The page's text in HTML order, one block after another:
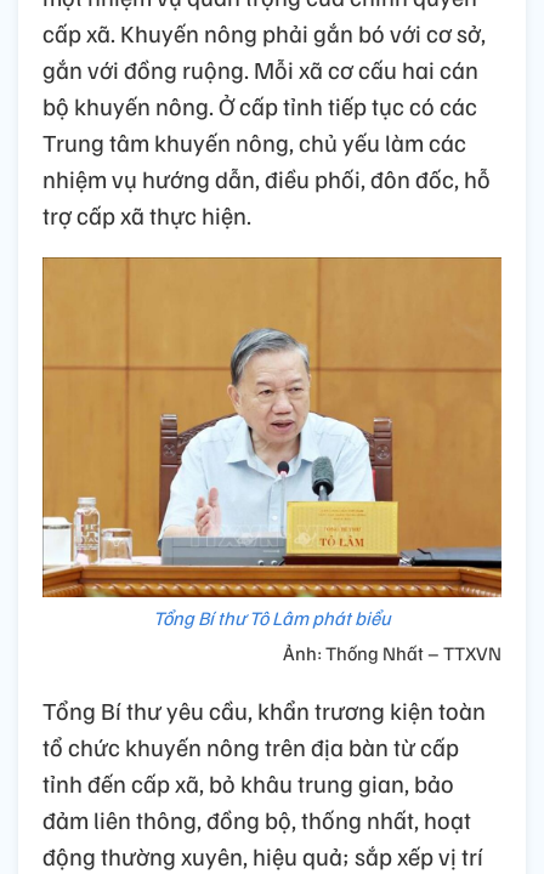
cấp xã. Khuyến nông phải gắn bó với cơ sở,
gắn với đồng ruộng. Mỗi xã cơ cấu hai cán
bộ khuyến nông. Ở cấp tỉnh tiếp tục có các
Trung tâm khuyến nông, chủ yếu làm các
nhiệm vụ hướng dẫn, điều phối, đôn đốc, hỗ
trợ cấp xã thực hiện.
Tổng Bí thư Tô Lâm phát biểu
Ảnh: Thống Nhất – TTXVN
Tổng Bí thư yêu cầu, khẩn trương kiện toàn
tổ chức khuyến nông trên địa bàn từ cấp
tỉnh đến cấp xã, bỏ khâu trung gian, bảo
đảm liên thông, đồng bộ, thống nhất, hoạt
động thường xuyên, hiệu quả; sắp xếp vị trí